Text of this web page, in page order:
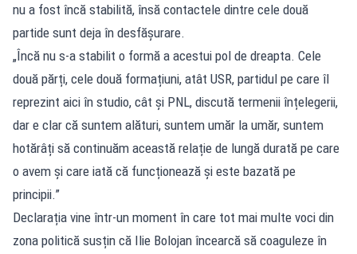
nu a fost încă stabilită, însă contactele dintre cele două
partide sunt deja în desfășurare.
„Încă nu s-a stabilit o formă a acestui pol de dreapta. Cele
două părți, cele două formațiuni, atât USR, partidul pe care îl
reprezint aici în studio, cât și PNL, discută termenii înțelegerii,
dar e clar că suntem alături, suntem umăr la umăr, suntem
hotărâți să continuăm această relație de lungă durată pe care
o avem și care iată că funcționează și este bazată pe
principii.”
Declarația vine într-un moment în care tot mai multe voci din
zona politică susțin că Ilie Bolojan încearcă să coaguleze în